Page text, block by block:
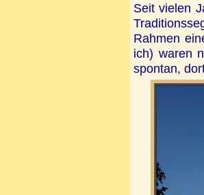
Seit vielen
Rahmen
ich) waren
spontan,